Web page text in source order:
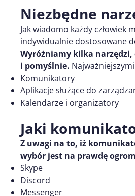
Niezbędne
Jak wiadomo każdy
indywidualnie dostosowane
Wyróżniamy kilka
i pomyślnie.
Komunikatory
Aplikacje służące do
Kalendarze i organizatory
Jaki
Z uwagi na to, iż
wybór jest na prawdę
Skype
Discord
Messenger